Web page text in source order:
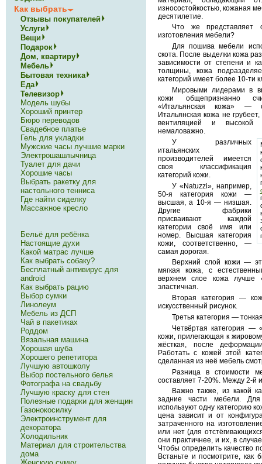
износостойкостью, кожаная
десятилетие.
Что же представляет
изготовления мебели?
Для пошива мебели
скота. После выделки кожа
зависимости от степени и
толщины, кожа
категорий имеет более 10-ти
Мировыми лидерами в
кожи общепризнанно
«Итальянская кожа» —
Итальянская кожа не
вентиляцией и высокой
немаловажно.
У различных
итальянских
производителей имеется
своя классификация
категорий кожи.
У «Natuzzi», например,
50-я категория кожи —
высшая, а 10-я — низшая.
Другие фабрики
присваивают каждой
категории своё имя или
номер. Высшая категория
кожи, соответственно, —
самая дорогая.
Верхний слой кожи —
мягкая кожа, с
верхнем слое кожа
эластичная.
Вторая категория —
искусственный рисунок.
Третья категория —
Четвёртая категория —
кожи, прилегающая к
жёсткая, после
Работать с кожей этой
сделанная из неё мебель
Разница в стоимости
составляет 7-20%. Между 2-й
Важно также, из какой
задние части мебели.
используют одну категорию
цена зависит и от
затраченного на
или нет (для
они практичнее, и их, в
Чтобы определить качество
Встаньте и посмотрите, как
Как выбрать
Отзывы покупателей
Услуги
Вещи
Подарок
Дом, квартиру
Мебель
Бытовая техника
Еда
Телевизор
Модель шубы
Хороший принтер
Бюро переводов
Свадебное платье
Гель для укладки
Мужские часы лучшие марки
Электрошашлычница
Туалет для дачи
Хорошие часы
Выбрать ракетку для
настольного тенниса
Где найти сиделку
Массажное кресло
Бельё для ребёнка
Настоящие духи
Какой матрас лучше
Как выбрать собаку?
Бесплатный антивирус для
android
Как выбрать рацию
Выбор сумки
Линолеум
Мебель из ДСП
Чай в пакетиках
Роддом
Вязальная машина
Хорошая шуба
Хорошего репетитора
Лучшую автошколу
Выбор постельного белья
Фотографа на свадьбу
Лучшую краску для стен
Полезные подарки для женщин
Газонокосилку
Электроинструмент для
декоратора
Холодильник
Материал для строительства
дома